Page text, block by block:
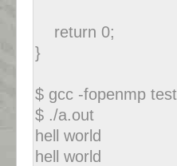
return 0;
}
$ gcc -fopenmp
$ ./a.out
hell world
hell world